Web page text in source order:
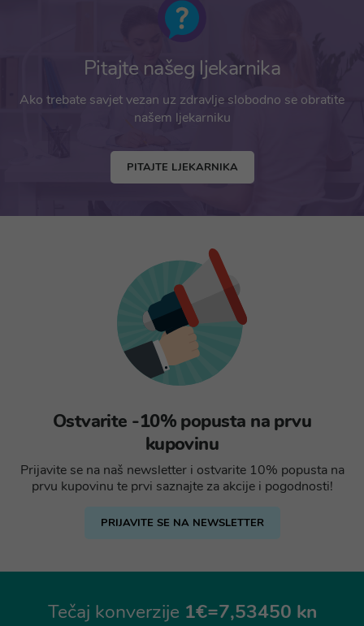
Pitajte našeg ljekarnika
Ako trebate savjet vezan uz zdravlje slobodno se obratite
našem ljekarniku
PITAJTE LJEKARNIKA
Ostvarite -10% popusta na prvu
kupovinu
Prijavite se na naš newsletter i ostvarite 10% popusta na
prvu kupovinu te prvi saznajte za akcije i pogodnosti!
PRIJAVITE SE NA NEWSLETTER
Tečaj konverzije 1€=7,53450 kn